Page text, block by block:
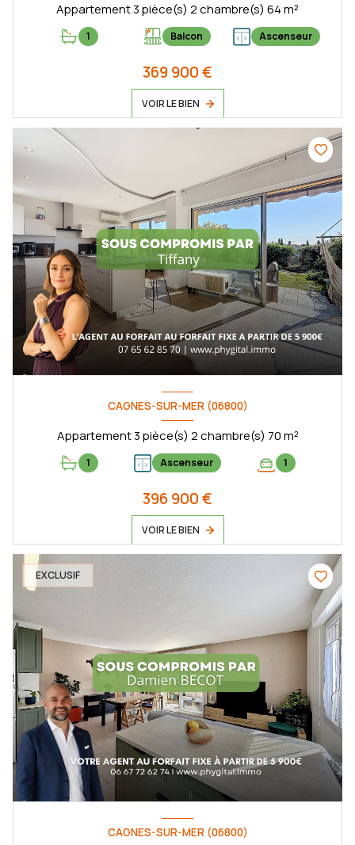
Appartement 3 pièce(s) 2 chambre(s) 64 m²
1 Balcon Ascenseur
369 900 €
VOIR LE BIEN
CAGNES-SUR-MER (06800)
Appartement 3 pièce(s) 2 chambre(s) 70 m²
1 Ascenseur 1
396 900 €
VOIR LE BIEN
EXCLUSIF
CAGNES-SUR-MER (06800)